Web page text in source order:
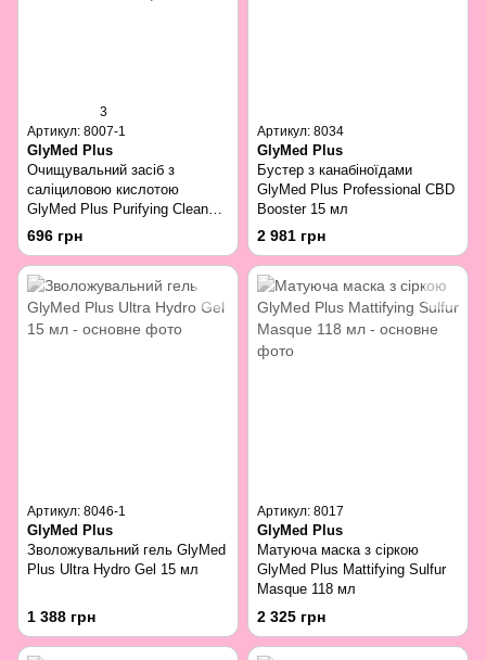
3
Артикул: 8007-1
GlyMed Plus
Очищувальний засіб з
саліциловою кислотою
GlyMed Plus Purifying Cleanser
With Salicylic Acid 30 мл
696 грн
Артикул: 8034
GlyMed Plus
Бустер з канабіноїдами
GlyMed Plus Professional CBD
Booster 15 мл
2 981 грн
Артикул: 8046-1
GlyMed Plus
Зволожувальний гель GlyMed
Plus Ultra Hydro Gel 15 мл
1 388 грн
Артикул: 8017
GlyMed Plus
Матуюча маска з сіркою
GlyMed Plus Mattifying Sulfur
Masque 118 мл
2 325 грн